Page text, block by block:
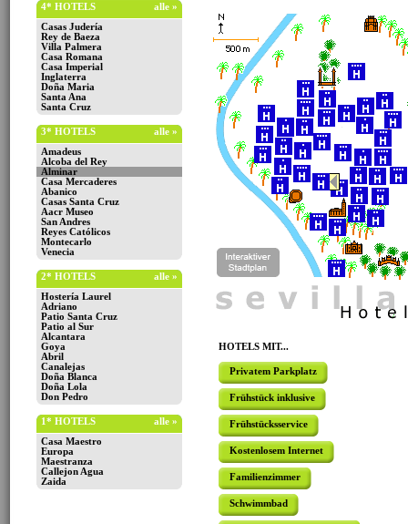
alle »
4* HOTELS
Casas Judería
Rey de Baeza
Villa Palmera
Casa Romana
Casa Imperial
Inglaterra
Doña Maria
Santa Ana
Santa Cruz
alle »
3* HOTELS
Amadeus
Alcoba del Rey
Alminar
Casa Mercaderes
Abanico
Casas Santa Cruz
Aacr Museo
San Andres
Reyes Católicos
Montecarlo
Venecia
alle »
2* HOTELS
Hostería Laurel
Adriano
Patio Santa Cruz
Patio al Sur
Alcantara
Goya
Abril
Canalejas
Doña Blanca
Doña Lola
Don Pedro
alle »
1* HOTELS
Casa Maestro
Europa
Maestranza
Callejon Agua
Zaida
HOTELS MIT...
Privatem Parkplatz
Frühstück inklusive
Frühstücksservice
Kostenlosem Internet
Familienzimmer
Schwimmbad